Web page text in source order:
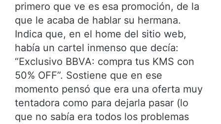
primero que ve es esa promoción, de la
que le acaba de hablar su hermana.
Indica que, en el home del sitio web,
había un cartel inmenso que decía:
“Exclusivo BBVA: compra tus KMS con
50% OFF”. Sostiene que en ese
momento pensó que era una oferta muy
tentadora como para dejarla pasar (lo
que no sabía era todos los problemas